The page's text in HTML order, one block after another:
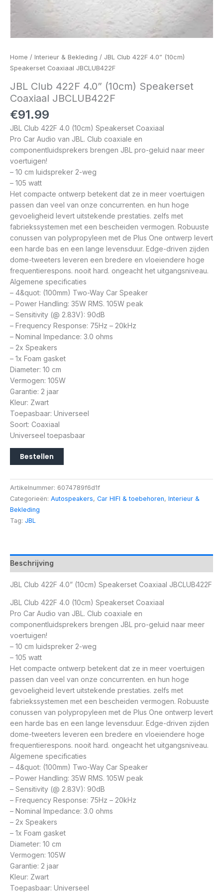
Home / Interieur & Bekleding / JBL Club 422F 4.0” (10cm)
Speakerset Coaxiaal JBCLUB422F
JBL Club 422F 4.0” (10cm) Speakerset
Coaxiaal JBCLUB422F
€91.99
JBL Club 422F 4.0 (10cm) Speakerset Coaxiaal
Pro Car Audio van JBL. Club coaxiale en
componentluidsprekers brengen JBL pro-geluid naar meer
voertuigen!
– 10 cm luidspreker 2-weg
– 105 watt
Het compacte ontwerp betekent dat ze in meer voertuigen
passen dan veel van onze concurrenten. en hun hoge
gevoeligheid levert uitstekende prestaties. zelfs met
fabriekssystemen met een bescheiden vermogen. Robuuste
conussen van polypropyleen met de Plus One ontwerp levert
een harde bas en een lange levensduur. Edge-driven zijden
dome-tweeters leveren een bredere en vloeiendere hoge
frequentierespons. nooit hard. ongeacht het uitgangsniveau.
Algemene specificaties
– 4&quot: (100mm) Two-Way Car Speaker
– Power Handling: 35W RMS. 105W peak
– Sensitivity (@ 2.83V): 90dB
– Frequency Response: 75Hz – 20kHz
– Nominal Impedance: 3.0 ohms
– 2x Speakers
– 1x Foam gasket
Diameter: 10 cm
Vermogen: 105W
Garantie: 2 jaar
Kleur: Zwart
Toepasbaar: Universeel
Soort: Coaxiaal
Universeel toepasbaar
Bestellen
Artikelnummer: 6074789f6d1f
Categorieën: Autospeakers, Car HIFI & toebehoren, Interieur &
Bekleding
Tag: JBL
Beschrijving
JBL Club 422F 4.0” (10cm) Speakerset Coaxiaal JBCLUB422F
JBL Club 422F 4.0 (10cm) Speakerset Coaxiaal
Pro Car Audio van JBL. Club coaxiale en
componentluidsprekers brengen JBL pro-geluid naar meer
voertuigen!
– 10 cm luidspreker 2-weg
– 105 watt
Het compacte ontwerp betekent dat ze in meer voertuigen
passen dan veel van onze concurrenten. en hun hoge
gevoeligheid levert uitstekende prestaties. zelfs met
fabriekssystemen met een bescheiden vermogen. Robuuste
conussen van polypropyleen met de Plus One ontwerp levert
een harde bas en een lange levensduur. Edge-driven zijden
dome-tweeters leveren een bredere en vloeiendere hoge
frequentierespons. nooit hard. ongeacht het uitgangsniveau.
Algemene specificaties
– 4&quot: (100mm) Two-Way Car Speaker
– Power Handling: 35W RMS. 105W peak
– Sensitivity (@ 2.83V): 90dB
– Frequency Response: 75Hz – 20kHz
– Nominal Impedance: 3.0 ohms
– 2x Speakers
– 1x Foam gasket
Diameter: 10 cm
Vermogen: 105W
Garantie: 2 jaar
Kleur: Zwart
Toepasbaar: Universeel